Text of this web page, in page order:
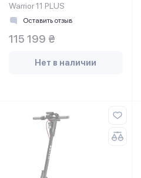
Warrior 11 PLUS
Оставить отзыв
115 199 ₴
Нет в наличии